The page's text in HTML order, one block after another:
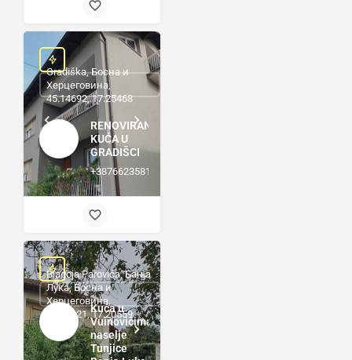
RENOVIRANA
KUĆA U
GRADIŠCI
+38766235816
Gradiška, Босна и
Херцеговина,
45.14692, 17.25468
Kuća u
Vuinovićima,
naselje
Tunjice
Blagoja Parovića, Бања
Лука, Босна и
Херцеговина,
44.83121, 17.20559